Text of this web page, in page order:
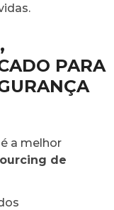
PARA
a melhor
de